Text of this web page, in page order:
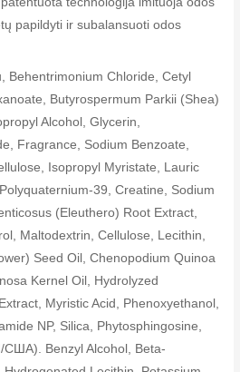
papildyti ir subalansuoti odos
Behentrimonium Chloride, Cetyl
Butyrospermum Parkii (Shea)
Alcohol, Glycerin,
Fragrance, Sodium Benzoate,
Isopropyl Myristate, Lauric
39, Creatine, Sodium
(Eleuthero) Root Extract,
Maltodextrin, Cellulose, Lecithin,
Seed Oil, Chenopodium Quinoa
Kernel Oil, Hydrolyzed
Myristic Acid, Phenoxyethanol,
NP, Silica, Phytosphingosine,
Benzyl Alcohol, Beta-